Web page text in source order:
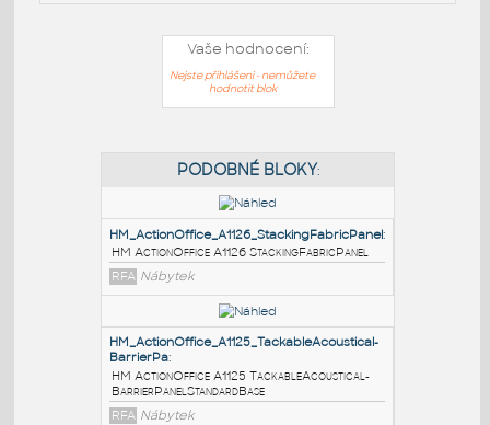
Vaše hodnocení:
Nejste přihlášeni - nemůžete
hodnotit blok